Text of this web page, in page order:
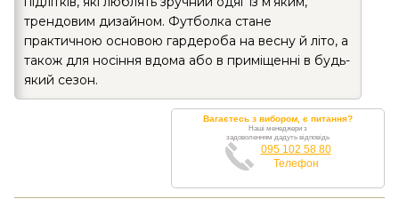
трендовим дизайном. Футболка стане
практичною основою гардероба на весну й літо, а
також для носіння вдома або в приміщенні в будь-
який сезон.
Вагаєтесь з вибором, є питання?
Наші менеджери з
задоволенням дадуть відповідь
095 102 58 80
Телефон